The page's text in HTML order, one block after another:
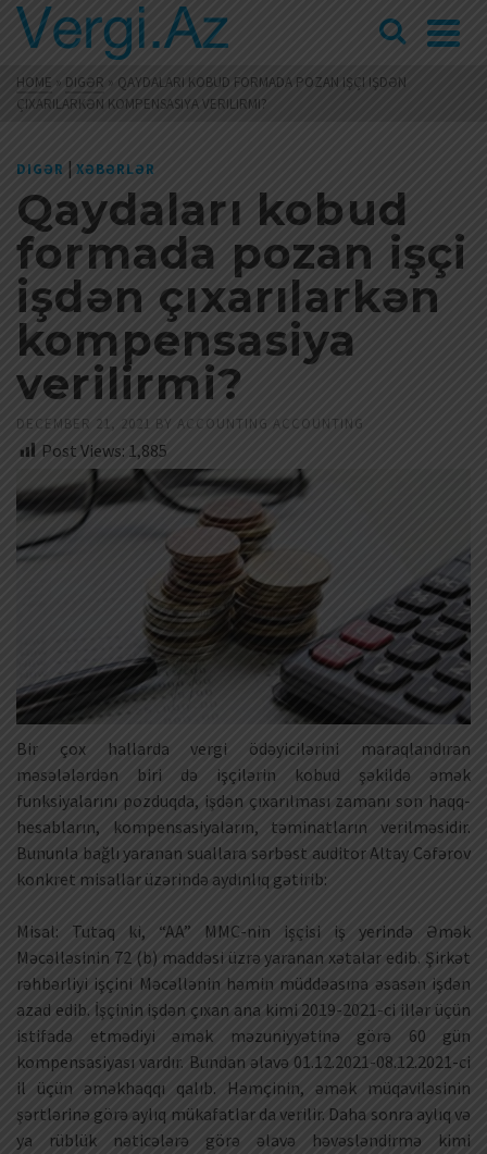
HOME » DIGƏR » QAYDALARI KOBUD FORMADA POZAN IŞÇI IŞDƏN
ÇIXARILARKƏN KOMPENSASIYA VERILIRMI?
DIGƏR | XƏBƏRLƏR
Qaydaları kobud
formada pozan işçi
işdən çıxarılarkən
kompensasiya
verilirmi?
DECEMBER 21, 2021 BY ACCOUNTING ACCOUNTING
Post Views: 1,885
Bir çox hallarda vergi ödəyicilərini maraqlandıran
məsələlərdən biri də işçilərin kobud şəkildə əmək
funksiyalarını pozduqda, işdən çıxarılması zamanı son haqq-
hesabların, kompensasiyaların, təminatların verilməsidir.
Bununla bağlı yaranan suallara sərbəst auditor Altay Cəfərov
konkret misallar üzərində aydınlıq gətirib:
Misal: Tutaq ki, “AA” MMC-nin işçisi iş yerində Əmək
Məcəlləsinin 72 (b) maddəsi üzrə yaranan xətalar edib. Şirkət
rəhbərliyi işçini Məcəllənin həmin müddəasına əsasən işdən
azad edib. İşçinin işdən çıxan ana kimi 2019-2021-ci illər üçün
istifadə etmədiyi əmək məzuniyyətinə görə 60 gün
kompensasiyası vardır. Bundan əlavə 01.12.2021-08.12.2021-ci
il üçün əməkhaqqı qalıb. Həmçinin, əmək müqaviləsinin
şərtlərinə görə aylıq mükafatlar da verilir. Daha sonra aylıq və
ya rüblük nəticələrə görə əlavə həvəsləndirmə kimi